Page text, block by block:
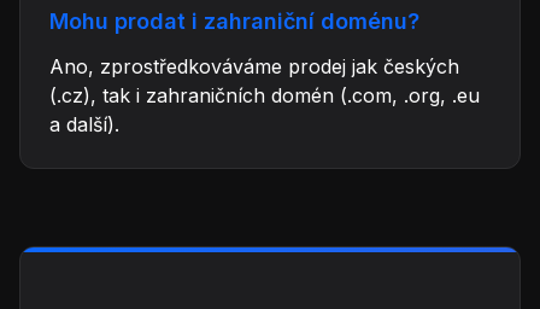
Mohu prodat i zahraniční doménu?
Ano, zprostředkováváme prodej jak českých
(.cz), tak i zahraničních domén (.com, .org, .eu
a další).